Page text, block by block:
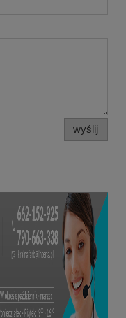
wyślij